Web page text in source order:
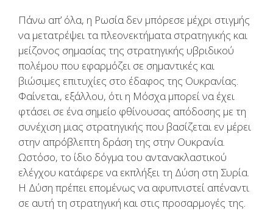
Πάνω απ’ όλα, η Ρωσία δεν μπόρεσε μέχρι στιγμής
να μετατρέψει τα πλεονεκτήματα στρατηγικής και
μείζονος σημασίας της στρατηγικής υβριδικού
πολέμου που εφαρμόζει σε σημαντικές και
βιώσιμες επιτυχίες στο έδαφος της Ουκρανίας.
Φαίνεται, εξάλλου, ότι η Μόσχα μπορεί να έχει
φτάσει σε ένα σημείο φθίνουσας απόδοσης με τη
συνέχιση μιας στρατηγικής που βασίζεται εν μέρει
στην απρόβλεπτη δράση της στην Ουκρανία.
Ωστόσο, το ίδιο δόγμα του αντανακλαστικού
ελέγχου κατάφερε να εκπλήξει τη Δύση στη Συρία.
Η Δύση πρέπει επομένως να αφυπνιστεί απέναντι
σε αυτή τη στρατηγική και στις προσαρμογές της.